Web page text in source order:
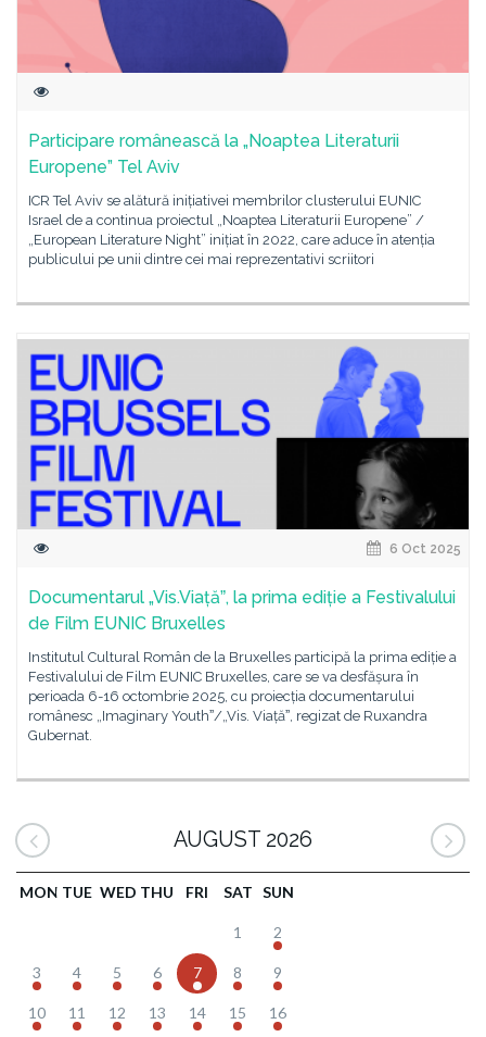
Participare românească la „Noaptea Literaturii
Europene” Tel Aviv
ICR Tel Aviv se alătură inițiativei membrilor clusterului EUNIC
Israel de a continua proiectul „Noaptea Literaturii Europene” /
„European Literature Night” inițiat în 2022, care aduce în atenția
publicului pe unii dintre cei mai reprezentativi scriitori
6 Oct 2025
Documentarul „Vis.Viațăˮ, la prima ediție a Festivalului
de Film EUNIC Bruxelles
Institutul Cultural Român de la Bruxelles participă la prima ediție a
Festivalului de Film EUNIC Bruxelles, care se va desfășura în
perioada 6-16 octombrie 2025, cu proiecția documentarului
românesc „Imaginary Youthˮ/„Vis. Viațăˮ, regizat de Ruxandra
Gubernat.
AUGUST 2026
MON TUE WED THU FRI SAT SUN
1 2
3 4 5 6 7 8 9
10 11 12 13 14 15 16